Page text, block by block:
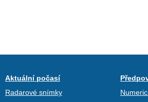
Aktuální počasí
Radarové snímky